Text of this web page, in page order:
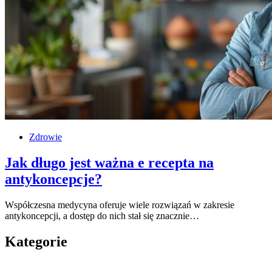
Zdrowie
Jak długo jest ważna e recepta na
antykoncepcje?
Współczesna medycyna oferuje wiele rozwiązań w zakresie
antykoncepcji, a dostęp do nich stał się znacznie…
Kategorie